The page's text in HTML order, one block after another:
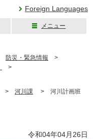
Foreign Languages
メニュー
防災・緊急情報 >
>
> 河川課 > 河川計画班
令和04年04月26日